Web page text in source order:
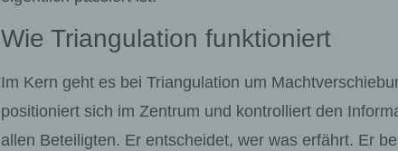
Wie Triangulation funktioniert
Im Kern geht es bei Triangulation um
positioniert sich im Zentrum und kontrolliert den
allen Beteiligten. Er entscheidet, wer was erfährt. Er